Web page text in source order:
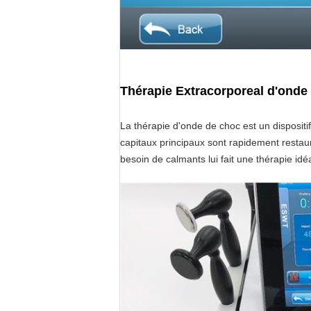
Thérapie Extracorporeal d'onde
La thérapie d'onde de choc est un
capitaux principaux sont rapidement
besoin de calmants lui fait une thérapie